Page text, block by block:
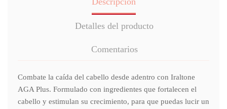
Detalles del producto
Comentarios
Combate la caída del cabello desde adentro con Iraltone
AGA Plus. Formulado con ingredientes que fortalecen el
cabello y estimulan su crecimiento, para que puedas lucir un